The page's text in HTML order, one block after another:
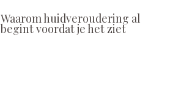
Waarom huidveroudering al
begint voordat je het ziet